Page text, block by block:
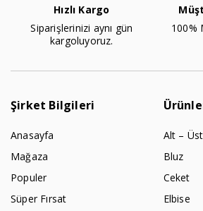
Hızlı Kargo
Siparişlerinizi aynı gün
kargoluyoruz.
100%
Şirket Bilgileri
Anasayfa
Mağaza
Populer
Süper Fırsat
Alt –
Bluz
Ceket
Elbise